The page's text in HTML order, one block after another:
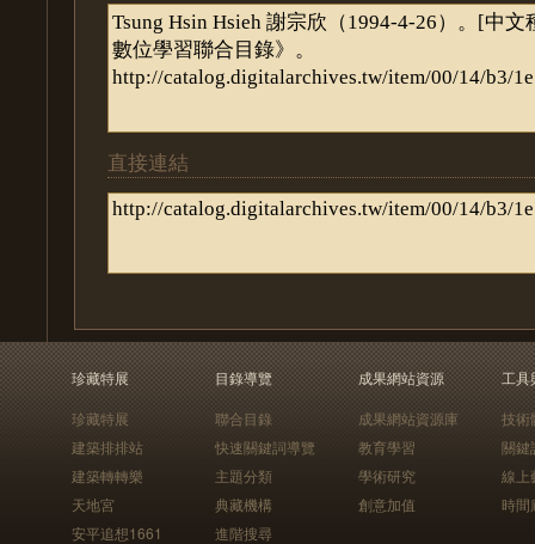
直接連結
珍藏特展
珍藏特展
建築排排站
建築轉轉樂
天地宮
安平追想1661
目錄導覽
聯合目錄
快速關鍵詞導覽
主題分類
典藏機構
進階搜尋
成果網站資源
成果網站資源庫
教育學習
學術研究
創意加值
工具
技術
關鍵
線上
時間